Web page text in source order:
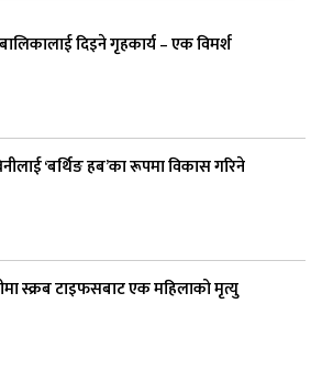
दिइने गृहकार्य – एक विमर्श
‘बर्थिङ हब’का रूपमा विकास गरिने
स्क्रब टाइफसबाट एक महिलाको मृत्यु